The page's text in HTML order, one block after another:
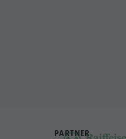
PARTNER